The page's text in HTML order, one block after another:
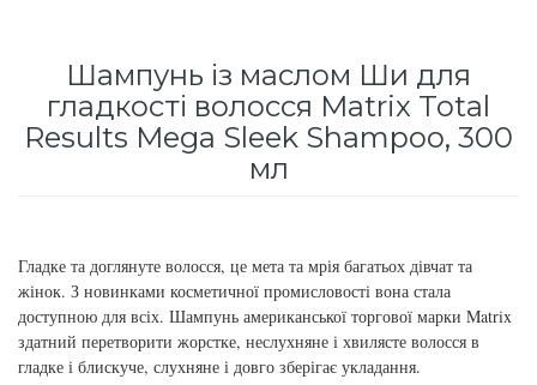
Шампунь із маслом Ши для
гладкості волосся Matrix Total
Results Mega Sleek Shampoo, 300
мл
Гладке та доглянуте волосся, це мета та мрія багатьох дівчат та
жінок. З новинками косметичної промисловості вона стала
доступною для всіх. Шампунь американської торгової марки Matrix
здатний перетворити жорстке, неслухняне і хвилясте волосся в
гладке і блискуче, слухняне і довго зберігає укладання.
Сироватка, флюїд для волосся
Шампунь для волосся
Subtil Color Lab Instant Detox - Серія детокс
для шкіри голови
Subtil Color Lab Maitrise Parfaite – Серія для
Subtil Color Lab Regeneration Absolue –
Серія для відновлення волосся
Subtil Color Lab Volume Intense – Серія для
об'єму тонкого волосся
Schwarzkopf Professional
Selective Professional
Subrina Professional
Subtil